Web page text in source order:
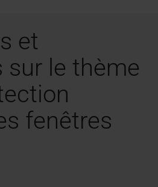
et
sur le thème
fenêtres